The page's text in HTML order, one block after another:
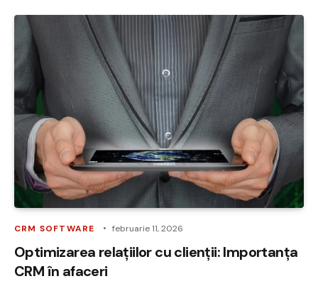
CRM SOFTWARE februarie 11, 2026
Optimizarea relațiilor cu clienții: Importanța
CRM în afaceri